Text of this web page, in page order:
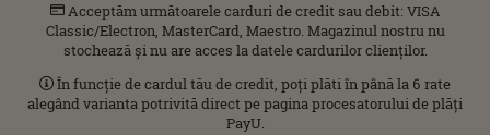
Acceptăm următoarele carduri de credit sau debit: VISA
Classic/Electron, MasterCard, Maestro. Magazinul nostru nu
stochează și nu are acces la datele cardurilor clienților.
În funcție de cardul tău de credit, poți plăti în până la 6 rate
alegând varianta potrivită direct pe pagina procesatorului de plăți
PayU.